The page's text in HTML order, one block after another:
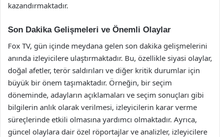
kazandırmaktadır.
Son Dakika Gelişmeleri ve Önemli Olaylar
Fox TV, gün içinde meydana gelen son dakika gelişmelerini
anında izleyicilere ulaştırmaktadır. Bu, özellikle siyasi olaylar,
doğal afetler, terör saldırıları ve diğer kritik durumlar için
büyük bir önem taşımaktadır. Örneğin, bir seçim
döneminde, adayların açıklamaları ve seçim sonuçları gibi
bilgilerin anlık olarak verilmesi, izleyicilerin karar verme
süreçlerinde etkili olmasına yardımcı olmaktadır. Ayrıca,
güncel olaylara dair özel röportajlar ve analizler, izleyicilere